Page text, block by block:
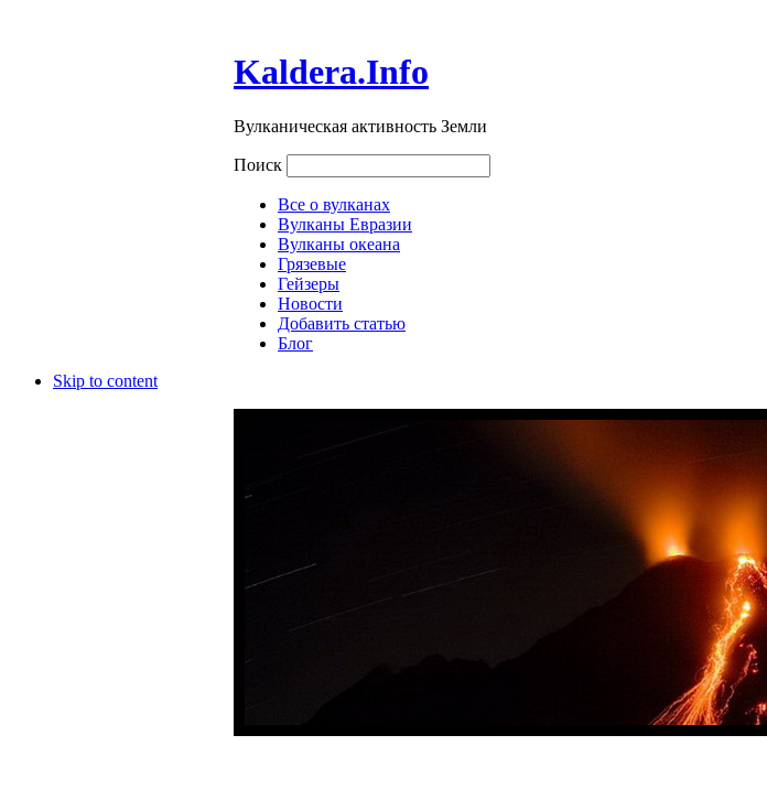
Kaldera.Info
Вулканическая активность Земли
Поиск
Все о вулканах
Вулканы Евразии
Вулканы океана
Грязевые
Гейзеры
Новости
Добавить статью
Блог
Skip to content